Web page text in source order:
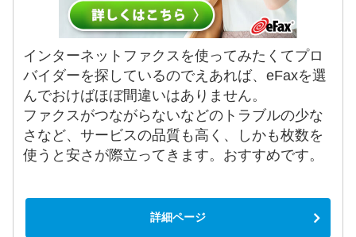
インターネットファクスを使ってみたくてプロ
バイダーを探しているのでえあれば、eFaxを選
んでおけばほぼ間違いはありません。
ファクスがつながらないなどのトラブルの少な
さなど、サービスの品質も高く、しかも枚数を
使うと安さが際立ってきます。おすすめです。
詳細ページ